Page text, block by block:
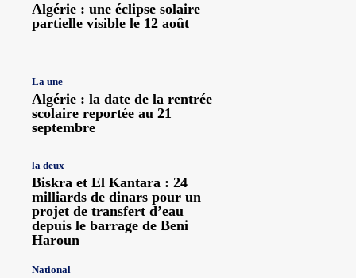
Algérie : une éclipse solaire
partielle visible le 12 août
La une
Algérie : la date de la rentrée
scolaire reportée au 21
septembre
la deux
Biskra et El Kantara : 24
milliards de dinars pour un
projet de transfert d’eau
depuis le barrage de Beni
Haroun
National